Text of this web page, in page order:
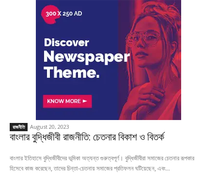
রাজনীতি August 20, 2023
বাংলার বুদ্ধিজীবী রাজনীতি: চেতনার বিকাশ ও বিতর্ক
বাংলার ইতিহাসে বুদ্ধিজীবীদের ভূমিকা অত্যন্ত গুরুত্বপূর্ণ। বুদ্ধিজীবীরা সমাজের চেতনার রূপকার
হিসেবে কাজ করেছেন, তাদের চিন্তা-চেতনায় সমাজের প্রতিফলন ঘটিয়েছেন, এবং...